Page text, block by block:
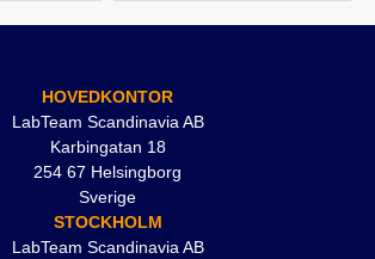
HOVEDKONTOR
LabTeam Scandinavia AB
Karbingatan 18
254 67 Helsingborg
Sverige
STOCKHOLM
LabTeam Scandinavia AB